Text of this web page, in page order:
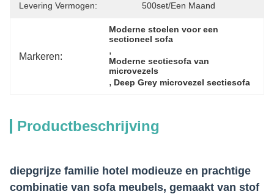
Levering Vermogen: 500set/een Maand
Markeren:
Moderne stoelen voor een
sectioneel sofa
,
Moderne sectiesofa van
microvezels
, Deep Grey microvezel sectiesofa
Productbeschrijving
diepgrijze familie hotel modieuze en prachtige
combinatie van sofa meubels, gemaakt van stof